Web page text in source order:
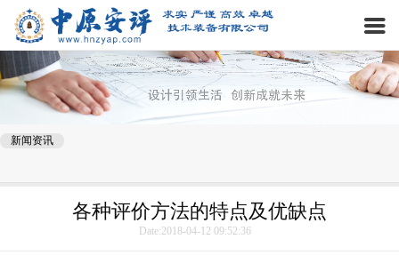
新闻资讯
各种评价方法的特点及优缺点
Date:2018-04-12 09:52:36